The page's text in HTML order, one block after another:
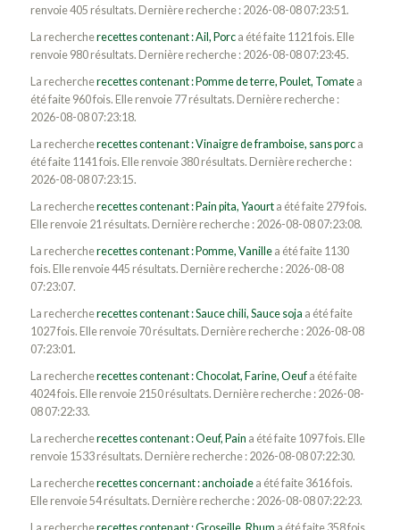
renvoie 405 résultats. Dernière recherche : 2026-08-08 07:23:51.
La rechercherecettes contenant : Ail, Porca été faite 1121 fois. Elle
renvoie 980 résultats. Dernière recherche : 2026-08-08 07:23:45.
La rechercherecettes contenant : Pomme de terre, Poulet, Tomatea
été faite 960 fois. Elle renvoie 77 résultats. Dernière recherche :
2026-08-08 07:23:18.
La rechercherecettes contenant : Vinaigre de framboise, sans porca
été faite 1141 fois. Elle renvoie 380 résultats. Dernière recherche :
2026-08-08 07:23:15.
La rechercherecettes contenant : Pain pita, Yaourta été faite 279 fois.
Elle renvoie 21 résultats. Dernière recherche : 2026-08-08 07:23:08.
La rechercherecettes contenant : Pomme, Vanillea été faite 1130
fois. Elle renvoie 445 résultats. Dernière recherche : 2026-08-08
07:23:07.
La rechercherecettes contenant : Sauce chili, Sauce soja a été faite
1027 fois. Elle renvoie 70 résultats. Dernière recherche : 2026-08-08
07:23:01.
La rechercherecettes contenant : Chocolat, Farine, Oeufa été faite
4024 fois. Elle renvoie 2150 résultats. Dernière recherche : 2026-08-
08 07:22:33.
La rechercherecettes contenant : Oeuf, Pain a été faite 1097 fois. Elle
renvoie 1533 résultats. Dernière recherche : 2026-08-08 07:22:30.
La rechercherecettes concernant : anchoiadea été faite 3616 fois.
Elle renvoie 54 résultats. Dernière recherche : 2026-08-08 07:22:23.